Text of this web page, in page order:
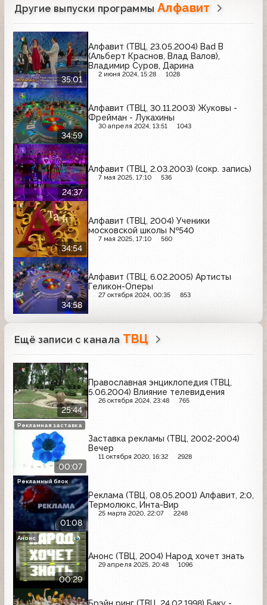
Другие выпуски программы Алфавит
35:01
Алфавит (ТВЦ, 23.05.2004) Bad B
(Альберт Краснов, Влад Валов),
Владимир Суров, Дарина
2 июня 2024, 15:28 1028
34:59
Алфавит (ТВЦ, 30.11.2003) Жуковы -
Фрейман - Лукахины
30 апреля 2024, 13:51 1043
24:37
Алфавит (ТВЦ, 2.03.2003) (сокр. запись)
7 мая 2025, 17:10 536
34:54
Алфавит (ТВЦ, 2004) Ученики
московской школы №540
7 мая 2025, 17:10 560
34:58
Алфавит (ТВЦ, 6.02.2005) Артисты
Геликон-Оперы
27 октября 2024, 00:35 853
Ещё записи с канала ТВЦ
25:44
Православная энциклопедия (ТВЦ,
5.06.2004) Влияние телевидения
26 октября 2024, 23:48 765
00:07
Заставка рекламы (ТВЦ, 2002-2004)
Вечер
11 октября 2020, 16:32 2928
Рекламная заставка
01:08
Реклама (ТВЦ, 08.05.2001) Алфавит, 2:0,
Термолюкс, Инта-Вир
25 марта 2020, 22:07 2248
Рекламный блок
00:29
Анонс (ТВЦ, 2004) Народ хочет знать
29 апреля 2025, 20:48 1096
Анонс
Брэйн ринг (ТВЦ, 24.02.1998) Баку -